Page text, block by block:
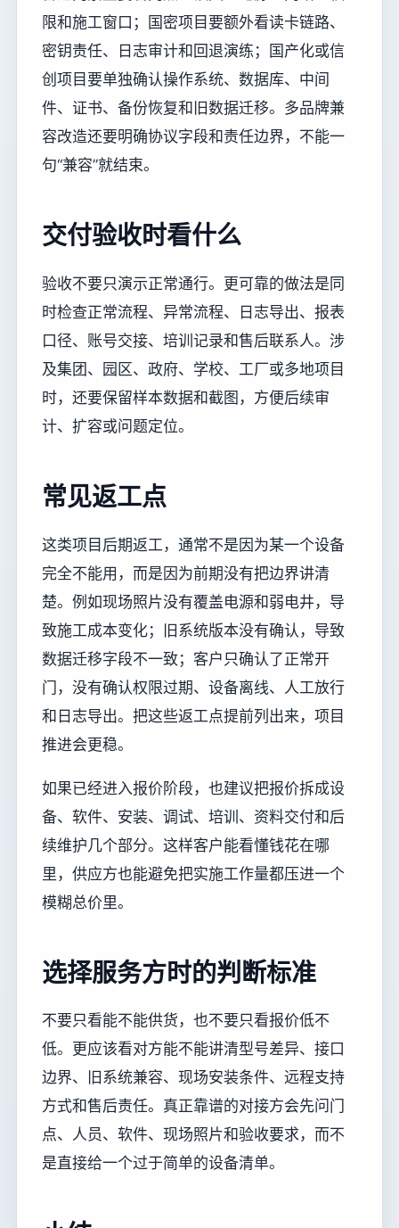
限和施工窗口；国密项目要额外看读卡链路、
密钥责任、日志审计和回退演练；国产化或信
创项目要单独确认操作系统、数据库、中间
件、证书、备份恢复和旧数据迁移。多品牌兼
容改造还要明确协议字段和责任边界，不能一
句“兼容”就结束。
交付验收时看什么
验收不要只演示正常通行。更可靠的做法是同
时检查正常流程、异常流程、日志导出、报表
口径、账号交接、培训记录和售后联系人。涉
及集团、园区、政府、学校、工厂或多地项目
时，还要保留样本数据和截图，方便后续审
计、扩容或问题定位。
常见返工点
这类项目后期返工，通常不是因为某一个设备
完全不能用，而是因为前期没有把边界讲清
楚。例如现场照片没有覆盖电源和弱电井，导
致施工成本变化；旧系统版本没有确认，导致
数据迁移字段不一致；客户只确认了正常开
门，没有确认权限过期、设备离线、人工放行
和日志导出。把这些返工点提前列出来，项目
推进会更稳。
如果已经进入报价阶段，也建议把报价拆成设
备、软件、安装、调试、培训、资料交付和后
续维护几个部分。这样客户能看懂钱花在哪
里，供应方也能避免把实施工作量都压进一个
模糊总价里。
选择服务方时的判断标准
不要只看能不能供货，也不要只看报价低不
低。更应该看对方能不能讲清型号差异、接口
边界、旧系统兼容、现场安装条件、远程支持
方式和售后责任。真正靠谱的对接方会先问门
点、人员、软件、现场照片和验收要求，而不
是直接给一个过于简单的设备清单。